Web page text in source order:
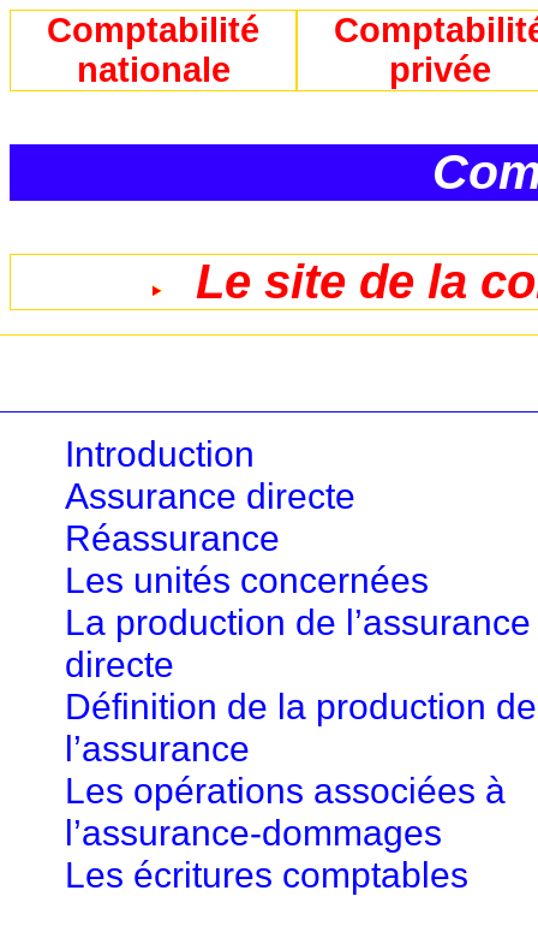
Comptabilité
nationale
privée
Le site de la
Introduction
Assurance directe
Réassurance
Les unités concernées
La production de l’assurance
directe
Définition de la production de
l’assurance
Les opérations associées à
l’assurance-dommages
Les écritures comptables